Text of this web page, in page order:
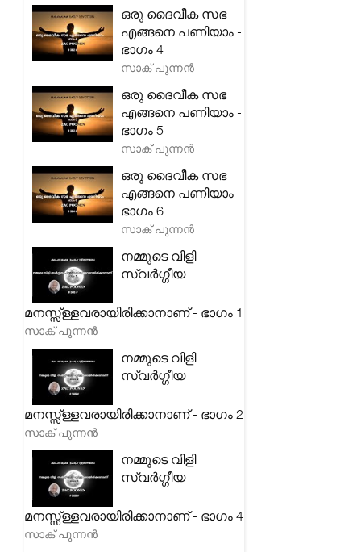
ഒരു ദൈവീക സഭ
എങ്ങനെ പണിയാം -
ഭാഗം 4
സാക് പുന്നൻ
ഒരു ദൈവീക സഭ
എങ്ങനെ പണിയാം -
ഭാഗം 5
സാക് പുന്നൻ
ഒരു ദൈവീക സഭ
എങ്ങനെ പണിയാം -
ഭാഗം 6
സാക് പുന്നൻ
നമ്മുടെ വിളി
സ്വർഗ്ഗീയ
മനസ്സ്ള്ളവരായിരിക്കാനാണ് - ഭാഗം 1
സാക് പുന്നൻ
നമ്മുടെ വിളി
സ്വർഗ്ഗീയ
മനസ്സ്ള്ളവരായിരിക്കാനാണ് - ഭാഗം 2
സാക് പുന്നൻ
നമ്മുടെ വിളി
സ്വർഗ്ഗീയ
മനസ്സ്ള്ളവരായിരിക്കാനാണ് - ഭാഗം 4
സാക് പുന്നൻ